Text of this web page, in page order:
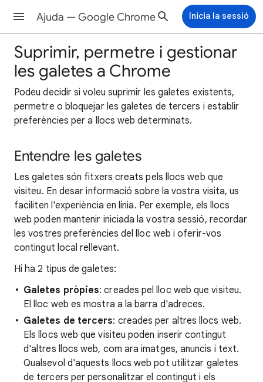
Ajuda — Google Chrome Inicia la sessió
Suprimir, permetre i gestionar
les galetes a Chrome
Podeu decidir si voleu suprimir les galetes existents,
permetre o bloquejar les galetes de tercers i establir
preferències per a llocs web determinats.
Entendre les galetes
Les galetes són fitxers creats pels llocs web que
visiteu. En desar informació sobre la vostra visita, us
faciliten l'experiència en línia. Per exemple, els llocs
web poden mantenir iniciada la vostra sessió, recordar
les vostres preferències del lloc web i oferir-vos
contingut local rellevant.
Hi ha 2 tipus de galetes:
Galetes pròpies: creades pel lloc web que visiteu.
El lloc web es mostra a la barra d'adreces.
Galetes de tercers: creades per altres llocs web.
Els llocs web que visiteu poden inserir contingut
d'altres llocs web, com ara imatges, anuncis i text.
Qualsevol d'aquests llocs web pot utilitzar galetes
de tercers per personalitzar el contingut i els